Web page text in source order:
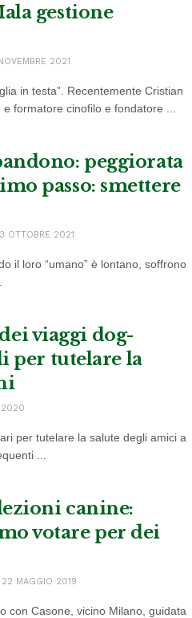
gestione
2021
in testa”. Recentemente Cristian
formatore cinofilo e fondatore ...
peggiorata
passo: smettere
OTTOBRE 2021
il loro “umano” è lontano, soffrono
viaggi dog-
per tutelare la
2020
per tutelare la salute degli amici a
...
canine:
votare per dei
MAGGIO 2019
con Casone, vicino Milano, guidata